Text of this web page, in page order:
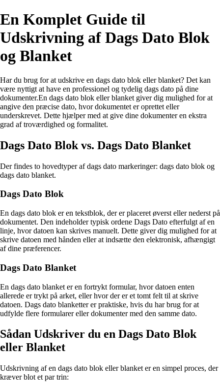
En Komplet Guide til
Udskrivning af Dags Dato Blok
og Blanket
Har du brug for at udskrive en dags dato blok eller blanket? Det kan
være nyttigt at have en professionel og tydelig dags dato på dine
dokumenter.En dags dato blok eller blanket giver dig mulighed for at
angive den præcise dato, hvor dokumentet er oprettet eller
underskrevet. Dette hjælper med at give dine dokumenter en ekstra
grad af troværdighed og formalitet.
Dags Dato Blok vs. Dags Dato Blanket
Der findes to hovedtyper af dags dato markeringer: dags dato blok og
dags dato blanket.
Dags Dato Blok
En dags dato blok er en tekstblok, der er placeret øverst eller nederst på
dokumentet. Den indeholder typisk ordene Dags Dato efterfulgt af en
linje, hvor datoen kan skrives manuelt. Dette giver dig mulighed for at
skrive datoen med hånden eller at indsætte den elektronisk, afhængigt
af dine præferencer.
Dags Dato Blanket
En dags dato blanket er en fortrykt formular, hvor datoen enten
allerede er trykt på arket, eller hvor der er et tomt felt til at skrive
datoen. Dags dato blanketter er praktiske, hvis du har brug for at
udfylde flere formularer eller dokumenter med den samme dato.
Sådan Udskriver du en Dags Dato Blok
eller Blanket
Udskrivning af en dags dato blok eller blanket er en simpel proces, der
kræver blot et par trin: